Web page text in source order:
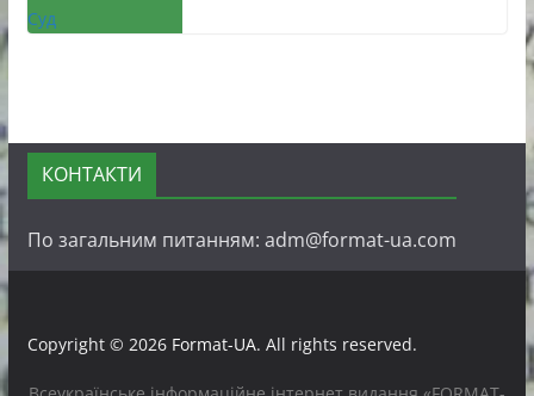
КОНТАКТИ
По загальним питанням: adm@format-ua.com
Copyright © 2026 Format-UA. All rights reserved.